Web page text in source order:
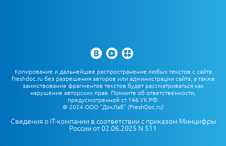
Копирование и дальнейшее распространение любых текстов с сайта
freshdoc.ru без разрешения авторов или администрации сайта, а также
заимствование фрагментов текстов будет рассматриваться как
нарушение авторских прав. Помните об ответственности,
предусмотренной ст.146 УК РФ.
© 2024 ООО "ДокЛаб" (FreshDoc.ru)
Сведения о IT-компании в соответствии с приказом Минцифры
России от 02.06.2025 N 511